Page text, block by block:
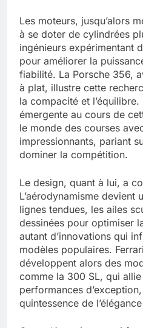
Les moteurs, jusqu’alors
à se doter de cylindrées
ingénieurs expérimentant
pour améliorer la
fiabilité. La Porsche 356,
à plat, illustre cette
la compacité et
émergente au cours de
le monde des courses
impressionnants, pariant
dominer la compétition.
Le design, quant à lui, a
L’aérodynamisme devient
lignes tendues, les ailes
dessinées pour optimiser
autant d’innovations qui
modèles populaires.
développent alors des
comme la 300 SL, qui
performances
quintessence de